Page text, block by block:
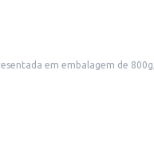
em embalagem de